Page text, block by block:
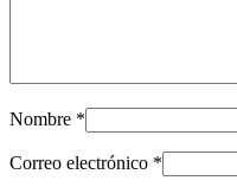
Nombre *
Correo electrónico *